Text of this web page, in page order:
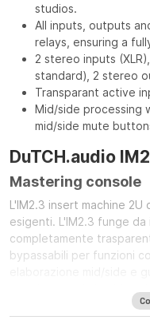
studios.
All inputs, outputs
relays, ensuring a
2 stereo inputs
standard), 2 stereo
Transparant active
Mid/side processing
mid/side mute
DuTCH.audio
Mastering console
L'IM2.3 insert machine
esigenti. L'IM2.3 funge
completamente
bypassabili per funzioni
stereo, 2 uscite stereo e